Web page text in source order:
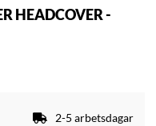
HEADCOVER -
2-5 arbetsdagar